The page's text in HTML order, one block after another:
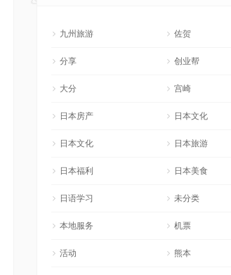
九州旅游 佐贺
分享 创业帮
大分 宫崎
日本房产 日本文化
日本文化 日本旅游
日本福利 日本美食
日语学习 未分类
本地服务 机票
活动 熊本